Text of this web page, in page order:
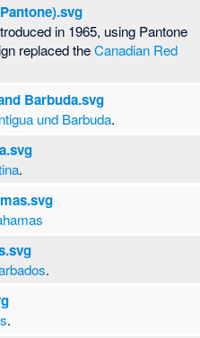
in 1965, using Pantone
replaced theCanadian Red
Barbuda.svg
und Barbuda.
.
.
.